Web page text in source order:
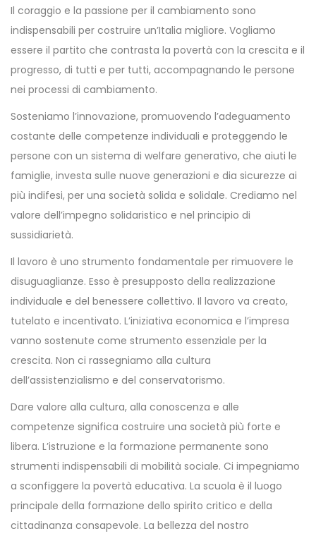
Il coraggio e la passione per il cambiamento sono
indispensabili per costruire un’Italia migliore. Vogliamo
essere il partito che contrasta la povertà con la crescita e il
progresso, di tutti e per tutti, accompagnando le persone
nei processi di cambiamento.
Sosteniamo l’innovazione, promuovendo l’adeguamento
costante delle competenze individuali e proteggendo le
persone con un sistema di welfare generativo, che aiuti le
famiglie, investa sulle nuove generazioni e dia sicurezze ai
più indifesi, per una società solida e solidale. Crediamo nel
valore dell’impegno solidaristico e nel principio di
sussidiarietà.
Il lavoro è uno strumento fondamentale per rimuovere le
disuguaglianze. Esso è presupposto della realizzazione
individuale e del benessere collettivo. Il lavoro va creato,
tutelato e incentivato. L’iniziativa economica e l’impresa
vanno sostenute come strumento essenziale per la
crescita. Non ci rassegniamo alla cultura
dell’assistenzialismo e del conservatorismo.
Dare valore alla cultura, alla conoscenza e alle
competenze significa costruire una società più forte e
libera. L’istruzione e la formazione permanente sono
strumenti indispensabili di mobilità sociale. Ci impegniamo
a sconfiggere la povertà educativa. La scuola è il luogo
principale della formazione dello spirito critico e della
cittadinanza consapevole. La bellezza del nostro